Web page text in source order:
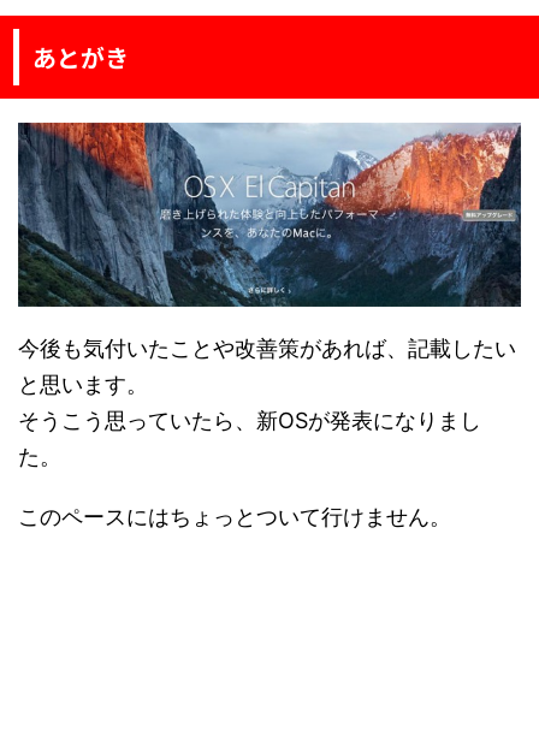
あとがき
今後も気付いたことや改善策があれば、記載したい
と思います。
そうこう思っていたら、新OSが発表になりまし
た。
このペースにはちょっとついて行けません。